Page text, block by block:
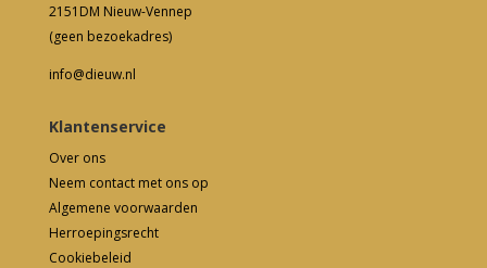
2151DM Nieuw-Vennep
(geen bezoekadres)
info@dieuw.nl
Klantenservice
Over ons
Neem contact met ons op
Algemene voorwaarden
Herroepingsrecht
Cookiebeleid